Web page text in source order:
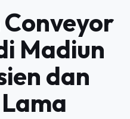
Conveyor
Madiun
dan